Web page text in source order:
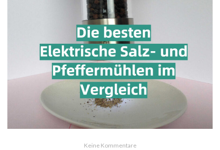
Keine Kommentare